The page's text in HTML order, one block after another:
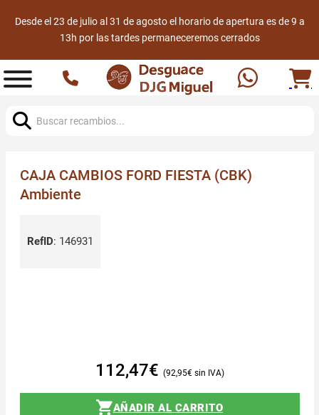
Desde el 23 de julio al 31 de agosto el horario de apertura es de 9 a
13h por las tardes permaneceremos cerrados
CAJA CAMBIOS FORD FIESTA (CBK)
Ambiente
RefID: 146931
112,47€ 92,95€
AÑADIR AL CARRITO